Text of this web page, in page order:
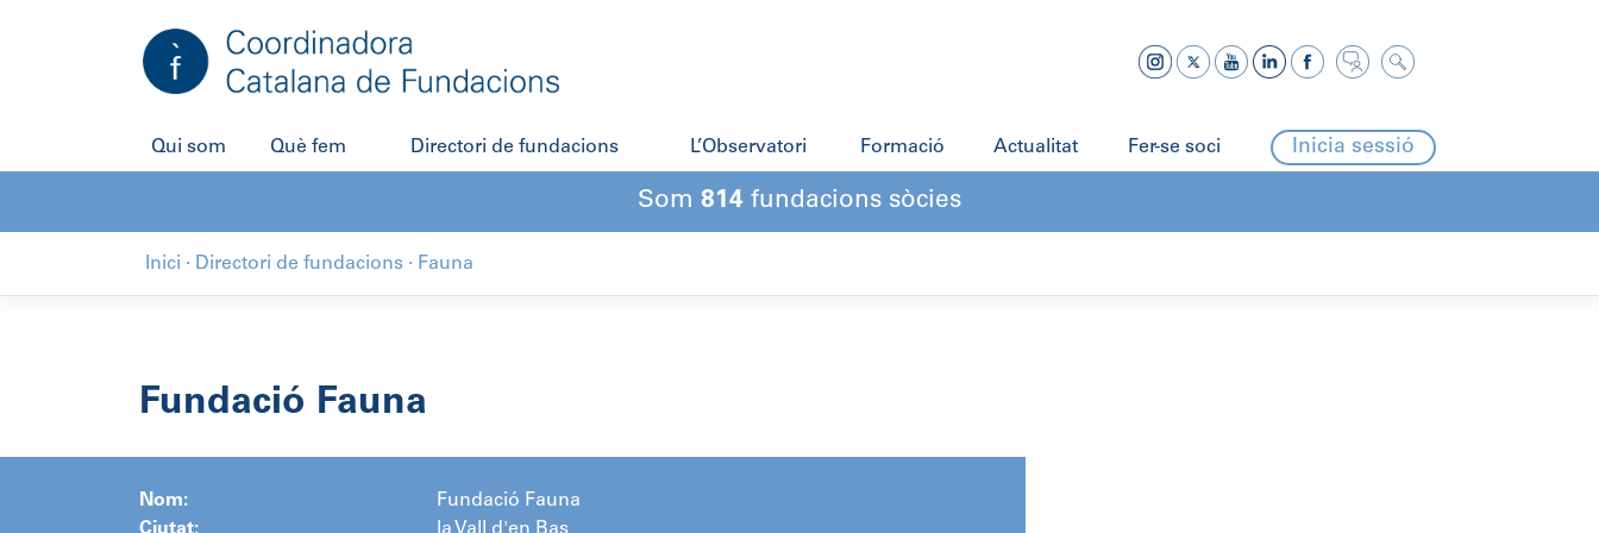
Qui som Què fem Directori de fundacions L’Observatori Formació Actualitat Fer-se soci Inicia sessió
Som 814 fundacions sòcies
Inici · Directori de fundacions · Fauna
Fundació Fauna
Nom:
Fundació Fauna